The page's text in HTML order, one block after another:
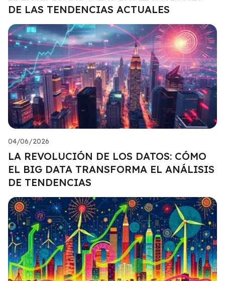
DE LAS TENDENCIAS ACTUALES
04/06/2026
LA REVOLUCIÓN DE LOS DATOS: CÓMO
EL BIG DATA TRANSFORMA EL ANÁLISIS
DE TENDENCIAS